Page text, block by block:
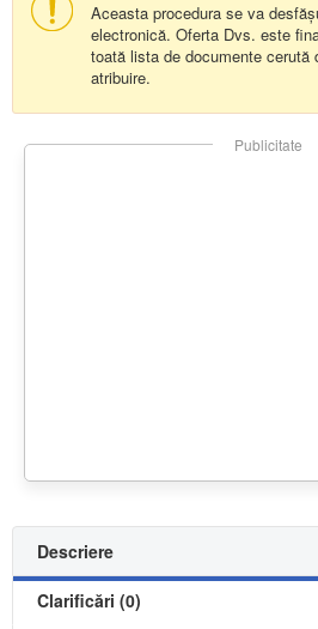
Aceasta procedura se va
electronică. Oferta Dvs. este
toată lista de documente cerută
atribuire.
Publicitate
Descriere
Clarificări (0)